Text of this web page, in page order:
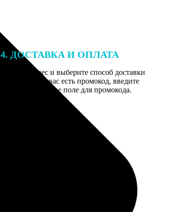
4. ДОСТАВКА И ОПЛАТА
Введите адрес и выберите способ доставки
заказа. Если у вас есть промокод, введите
его в специальное поле для промокода.